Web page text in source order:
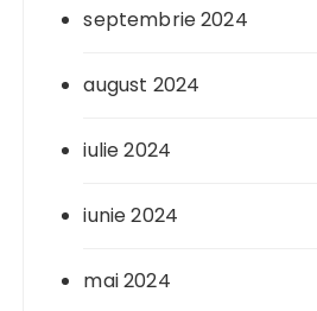
septembrie 2024
august 2024
iulie 2024
iunie 2024
mai 2024